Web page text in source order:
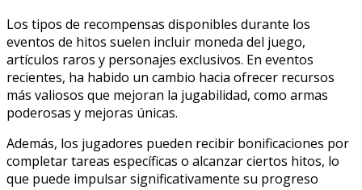
Los tipos de recompensas disponibles durante los
eventos de hitos suelen incluir moneda del juego,
artículos raros y personajes exclusivos. En eventos
recientes, ha habido un cambio hacia ofrecer recursos
más valiosos que mejoran la jugabilidad, como armas
poderosas y mejoras únicas.
Además, los jugadores pueden recibir bonificaciones por
completar tareas específicas o alcanzar ciertos hitos, lo
que puede impulsar significativamente su progreso